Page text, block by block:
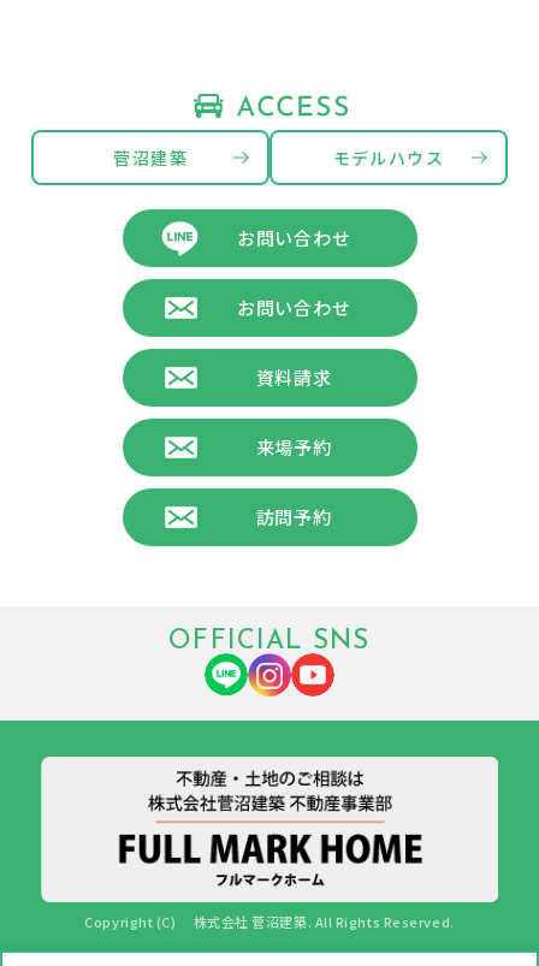
菅沼建築 モデルハウス
お問い合わせ
お問い合わせ
資料請求
来場予約
訪問予約
OFFICIAL SNS
Copyright (C) 株式会社 菅沼建築. All Rights Reserved.